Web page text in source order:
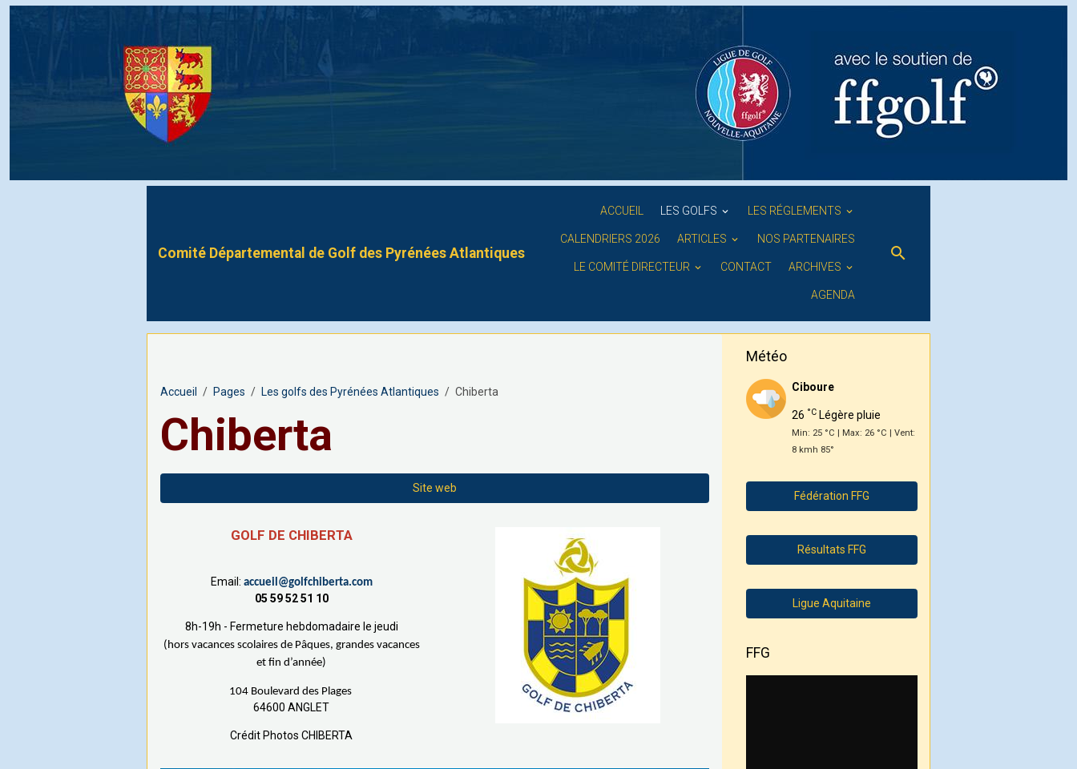
Comité Départemental de Golf des Pyrénées Atlantiques
ACCUEIL LES GOLFS LES RÉGLEMENTS
CALENDRIERS 2026 ARTICLES NOS PARTENAIRES
LE COMITÉ DIRECTEUR CONTACT ARCHIVES
AGENDA
Accueil Pages Les golfs des Pyrénées Atlantiques Chiberta
Chiberta
Site web
GOLF DE CHIBERTA
Email: accueil@golfchiberta.com
05 59 52 51 10
8h-19h - Fermeture hebdomadaire le jeudi
(hors vacances scolaires de Pâques, grandes vacances
et fin d’année)
104 Boulevard des Plages
64600 ANGLET
Crédit Photos CHIBERTA
Météo
Ciboure
26 °C Légère pluie
Min: 25 °C | Max: 26 °C | Vent:
8 kmh 85°
Fédération FFG
Résultats FFG
Ligue Aquitaine
FFG